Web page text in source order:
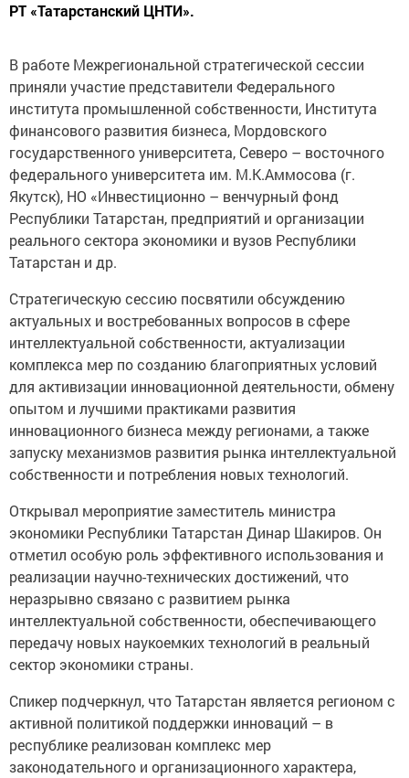
РТ «Татарстанский ЦНТИ».
В работе Межрегиональной стратегической сессии
приняли участие представители Федерального
института промышленной собственности, Института
финансового развития бизнеса, Мордовского
государственного университета, Северо – восточного
федерального университета им. М.К.Аммосова (г.
Якутск), НО «Инвестиционно – венчурный фонд
Республики Татарстан, предприятий и организации
реального сектора экономики и вузов Республики
Татарстан и др.
Стратегическую сессию посвятили обсуждению
актуальных и востребованных вопросов в сфере
интеллектуальной собственности, актуализации
комплекса мер по созданию благоприятных условий
для активизации инновационной деятельности, обмену
опытом и лучшими практиками развития
инновационного бизнеса между регионами, а также
запуску механизмов развития рынка интеллектуальной
собственности и потребления новых технологий.
Открывал мероприятие заместитель министра
экономики Республики Татарстан Динар Шакиров. Он
отметил особую роль эффективного использования и
реализации научно-технических достижений, что
неразрывно связано с развитием рынка
интеллектуальной собственности, обеспечивающего
передачу новых наукоемких технологий в реальный
сектор экономики страны.
Спикер подчеркнул, что Татарстан является регионом с
активной политикой поддержки инноваций – в
республике реализован комплекс мер
законодательного и организационного характера,